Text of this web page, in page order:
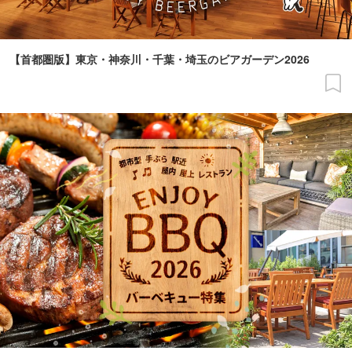
【首都圏版】東京・神奈川・千葉・埼玉のビアガーデン2026